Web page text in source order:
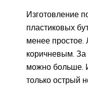
Изготовление
пластиковых
менее простое.
коричневым. За
можно больше.
только острый